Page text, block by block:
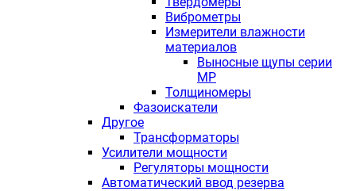
Виброметры
Измерители влажности
материалов
Выносные щупы серии
МР
Толщиномеры
Фазоискатели
Другое
Трансформаторы
Усилители мощности
Регуляторы мощности
Автоматический ввод резерва